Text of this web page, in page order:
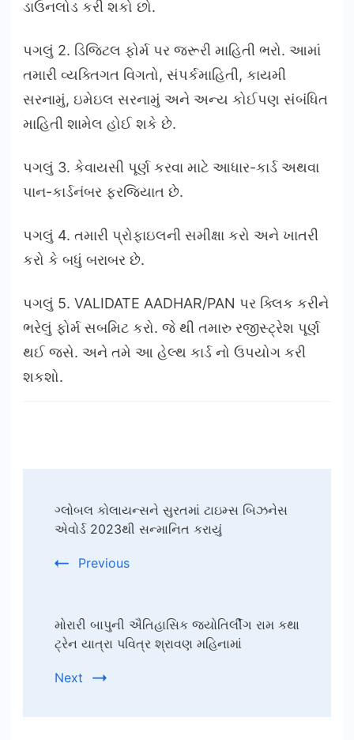
ડાઉનલોડ કરી શકો છો.
પગલું 2. ડિજિટલ ફોર્મ પર જરૂરી માહિતી ભરો. આમાં
તમારી વ્યક્તિગત વિગતો, સંપર્કમાહિતી, કાયમી
સરનામું, ઇમેઇલ સરનામું અને અન્ય કોઈપણ સંબંધિત
માહિતી શામેલ હોઈ શકે છે.
પગલું 3. કેવાયસી પૂર્ણ કરવા માટે આધાર-કાર્ડ અથવા
પાન-કાર્ડનંબર ફરજિયાત છે.
પગલું 4. તમારી પ્રોફાઇલની સમીક્ષા કરો અને ખાતરી
કરો કે બધું બરાબર છે.
પગલું 5. VALIDATE AADHAR/PAN પર ક્લિક કરીને
ભરેલું ફોર્મ સબમિટ કરો. જે થી તમારુ રજીસ્ટ્રેશ પૂર્ણ
થઈ જસે. અને તમે આ હેલ્થ કાર્ડ નો ઉપયોગ કરી
શકશો.
Navigation
ગ્લોબલ કોલાયન્સને સુરતમાં ટાઇમ્સ બિઝનેસ
એવોર્ડ 2023થી સન્માનિત કરાયું
Previous
મોરારી બાપુની ઐતિહાસિક જ્યોતિર્લીંગ રામ કથા
ટ્રેન યાત્રા પવિત્ર શ્રાવણ મહિનામાં
Next